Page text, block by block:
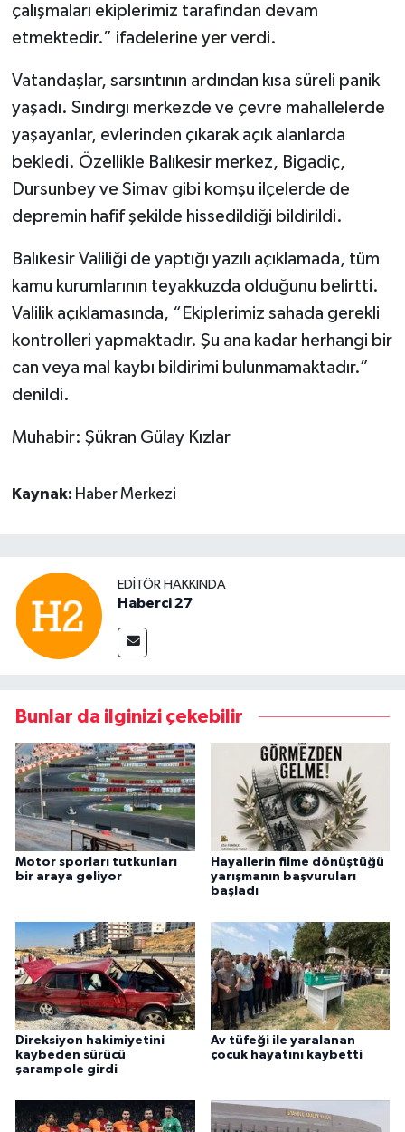
çalışmaları ekiplerimiz tarafından devam
etmektedir.” ifadelerine yer verdi.
Vatandaşlar, sarsıntının ardından kısa süreli panik
yaşadı. Sındırgı merkezde ve çevre mahallelerde
yaşayanlar, evlerinden çıkarak açık alanlarda
bekledi. Özellikle Balıkesir merkez, Bigadiç,
Dursunbey ve Simav gibi komşu ilçelerde de
depremin hafif şekilde hissedildiği bildirildi.
Balıkesir Valiliği de yaptığı yazılı açıklamada, tüm
kamu kurumlarının teyakkuzda olduğunu belirtti.
Valilik açıklamasında, “Ekiplerimiz sahada gerekli
kontrolleri yapmaktadır. Şu ana kadar herhangi bir
can veya mal kaybı bildirimi bulunmamaktadır.”
denildi.
Muhabir: Şükran Gülay Kızlar
Kaynak: Haber Merkezi
EDITÖR HAKKINDA
Haberci 27
Bunlar da ilginizi çekebilir
Motor sporları tutkunları
bir araya geliyor
Hayallerin filme dönüştüğü
yarışmanın başvuruları
başladı
Direksiyon hakimiyetini
kaybeden sürücü
şarampole girdi
Av tüfeği ile yaralanan
çocuk hayatını kaybetti
Yeme-İçme
Yemek